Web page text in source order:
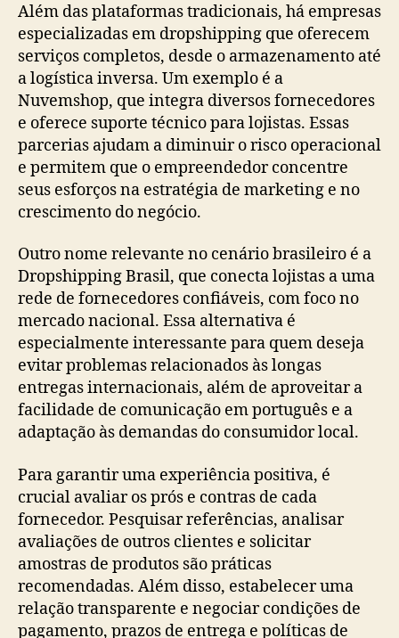
Além das plataformas tradicionais, há empresas
especializadas em dropshipping que oferecem
serviços completos, desde o armazenamento até
a logística inversa. Um exemplo é a
Nuvemshop, que integra diversos fornecedores
e oferece suporte técnico para lojistas. Essas
parcerias ajudam a diminuir o risco operacional
e permitem que o empreendedor concentre
seus esforços na estratégia de marketing e no
crescimento do negócio.
Outro nome relevante no cenário brasileiro é a
Dropshipping Brasil, que conecta lojistas a uma
rede de fornecedores confiáveis, com foco no
mercado nacional. Essa alternativa é
especialmente interessante para quem deseja
evitar problemas relacionados às longas
entregas internacionais, além de aproveitar a
facilidade de comunicação em português e a
adaptação às demandas do consumidor local.
Para garantir uma experiência positiva, é
crucial avaliar os prós e contras de cada
fornecedor. Pesquisar referências, analisar
avaliações de outros clientes e solicitar
amostras de produtos são práticas
recomendadas. Além disso, estabelecer uma
relação transparente e negociar condições de
pagamento, prazos de entrega e políticas de